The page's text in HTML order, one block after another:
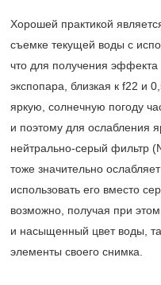
Хорошей практикой
съемке текущей воды с
что для получения
экспопара, близкая к f22 и
яркую, солнечную погоду
и поэтому для ослабления
нейтрально-серый фильтр
тоже значительно
использовать его вместо
возможно, получая при
и насыщенный цвет воды,
элементы своего снимка.